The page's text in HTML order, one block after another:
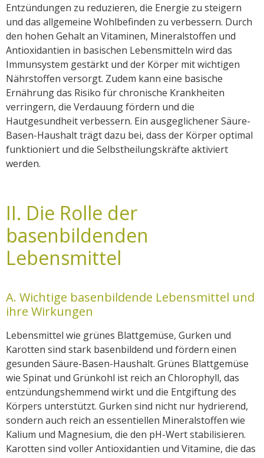
Entzündungen zu reduzieren, die Energie zu steigern
und das allgemeine Wohlbefinden zu verbessern. Durch
den hohen Gehalt an Vitaminen, Mineralstoffen und
Antioxidantien in basischen Lebensmitteln wird das
Immunsystem gestärkt und der Körper mit wichtigen
Nährstoffen versorgt. Zudem kann eine basische
Ernährung das Risiko für chronische Krankheiten
verringern, die Verdauung fördern und die
Hautgesundheit verbessern. Ein ausgeglichener Säure-
Basen-Haushalt trägt dazu bei, dass der Körper optimal
funktioniert und die Selbstheilungskräfte aktiviert
werden.
II. Die Rolle der
basenbildenden
Lebensmittel
A. Wichtige basenbildende Lebensmittel und
ihre Wirkungen
Lebensmittel wie grünes Blattgemüse, Gurken und
Karotten sind stark basenbildend und fördern einen
gesunden Säure-Basen-Haushalt. Grünes Blattgemüse
wie Spinat und Grünkohl ist reich an Chlorophyll, das
entzündungshemmend wirkt und die Entgiftung des
Körpers unterstützt. Gurken sind nicht nur hydrierend,
sondern auch reich an essentiellen Mineralstoffen wie
Kalium und Magnesium, die den pH-Wert stabilisieren.
Karotten sind voller Antioxidantien und Vitamine, die das